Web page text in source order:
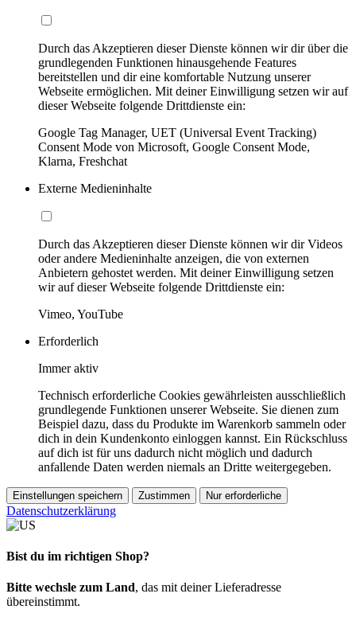
Durch das Akzeptieren dieser Dienste können wir dir über die
grundlegenden Funktionen hinausgehende Features
bereitstellen und dir eine komfortable Nutzung unserer
Webseite ermöglichen. Mit deiner Einwilligung setzen wir auf
dieser Webseite folgende Drittdienste ein:
Google Tag Manager, UET (Universal Event Tracking)
Consent Mode von Microsoft, Google Consent Mode,
Klarna, Freshchat
Externe Medieninhalte
Durch das Akzeptieren dieser Dienste können wir dir Videos
oder andere Medieninhalte anzeigen, die von externen
Anbietern gehostet werden. Mit deiner Einwilligung setzen
wir auf dieser Webseite folgende Drittdienste ein:
Vimeo, YouTube
Erforderlich
Immer aktiv
Technisch erforderliche Cookies gewährleisten ausschließlich
grundlegende Funktionen unserer Webseite. Sie dienen zum
Beispiel dazu, dass du Produkte im Warenkorb sammeln oder
dich in dein Kundenkonto einloggen kannst. Ein Rückschluss
auf dich ist für uns dadurch nicht möglich und dadurch
anfallende Daten werden niemals an Dritte weitergegeben.
Einstellungen speichern Zustimmen Nur erforderliche
Datenschutzerklärung
Bist du im richtigen Shop?
Bitte wechsle zum Land, das mit deiner Lieferadresse
übereinstimmt.